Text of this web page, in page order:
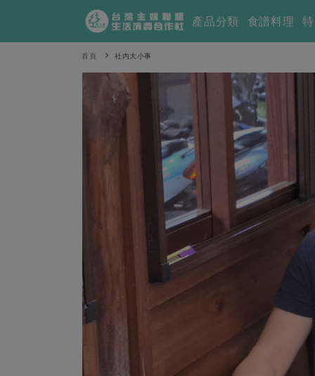
產品分類 食譜料理
首頁 社內大小事